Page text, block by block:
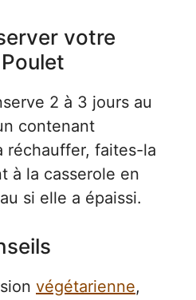
votre
2 à 3 jours au
contenant
réchauffer, faites-la
à la casserole en
si elle a épaissi.
végétarienne,